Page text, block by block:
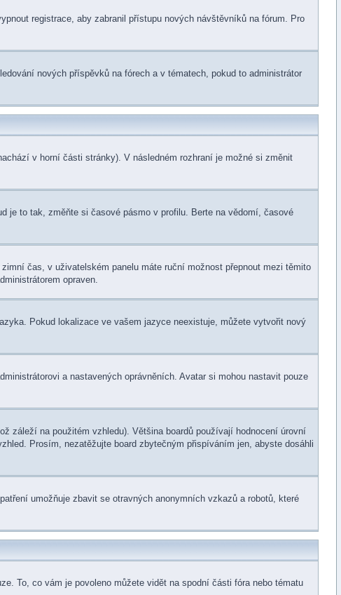
registrace, aby zabranil přístupu nových návštěvníků na fórum. Pro
nových příspěvků na fórech a v tématech, pokud to administrátor
v horní části stránky). V následném rozhraní je možné si změnit
je to tak, změňte si časové pásmo v profilu. Berte na vědomí, časové
čas, v uživatelském panelu máte ruční možnost přepnout mezi těmito
opraven.
Pokud lokalizace ve vašem jazyce neexistuje, můžete vytvořit nový
a nastavených oprávněních. Avatar si mohou nastavit pouze
záleží na použitém vzhledu). Většina boardů používají hodnocení úrovní
Prosím, nezatěžujte board zbytečným přispíváním jen, abyste dosáhli
umožňuje zbavit se otravných anonymních vzkazů a robotů, které
To, co vám je povoleno můžete vidět na spodní části fóra nebo tématu